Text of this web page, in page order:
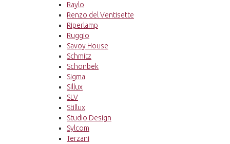
Raylo
Renzo del Ventisette
Riperlamp
Ruggio
Savoy House
Schmitz
Schonbek
Sigma
Sillux
SLV
Stillux
Studio Design
Sylcom
Terzani